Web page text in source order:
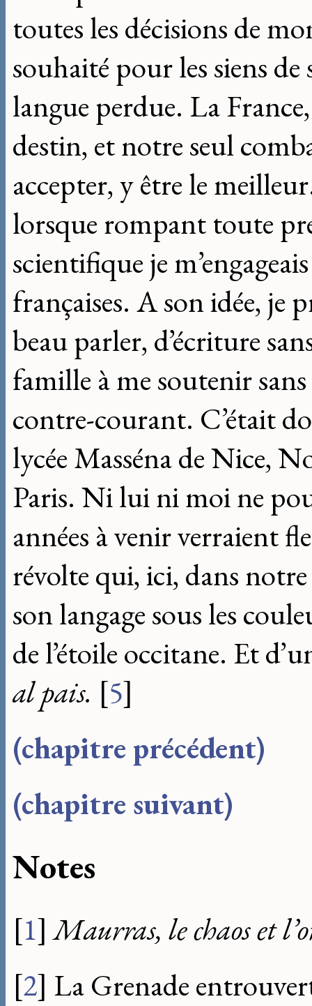
toutes les décisions de
souhaité pour les siens de
langue perdue. La
destin, et notre seul
accepter, y être le
lorsque rompant toute
scientifique je
françaises. A son idée, je
beau parler, d’écriture
famille à me soutenir
contre-courant. C’était
lycée Masséna de Nice,
Paris. Ni lui ni moi ne
années à venir verraient
révolte qui, ici, dans
son langage sous les
de l’étoile occitane. Et
al pais. [5]
(chapitre précédent)
(chapitre suivant)
Notes
[1]Maurras, le chaos et
[2] La Grenade